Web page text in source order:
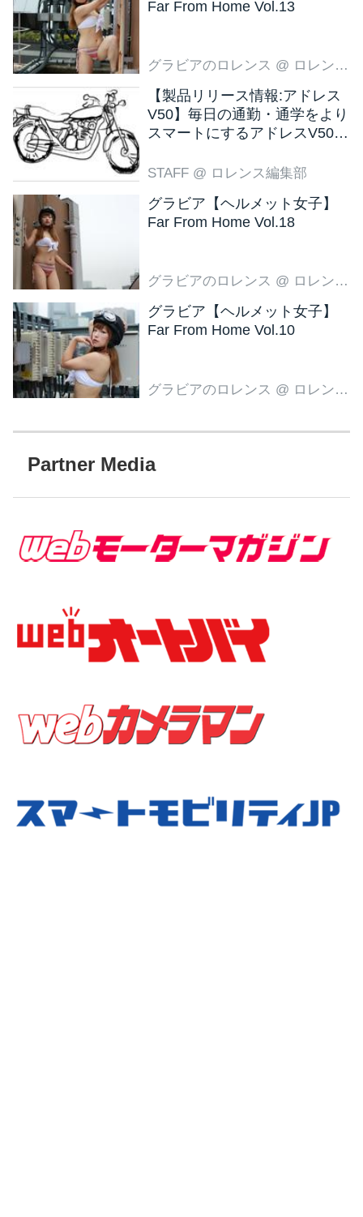
Far From Home Vol.13
グラビアのロレンス @ ロレンス編集部
【製品リリース情報:アドレス
V50】毎日の通勤・通学をより
スマートにするアドレスV50
STAFF @ ロレンス編集部
グラビア【ヘルメット女子】
Far From Home Vol.18
グラビアのロレンス @ ロレンス編集部
グラビア【ヘルメット女子】
Far From Home Vol.10
グラビアのロレンス @ ロレンス編集部
Partner Media